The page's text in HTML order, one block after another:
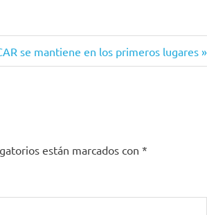
se mantiene en los primeros lugares
están marcados con *